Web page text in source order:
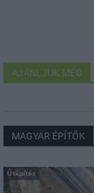
AJÁNLJUK MÉG
MAGYAR ÉPÍTŐK
Útépítés